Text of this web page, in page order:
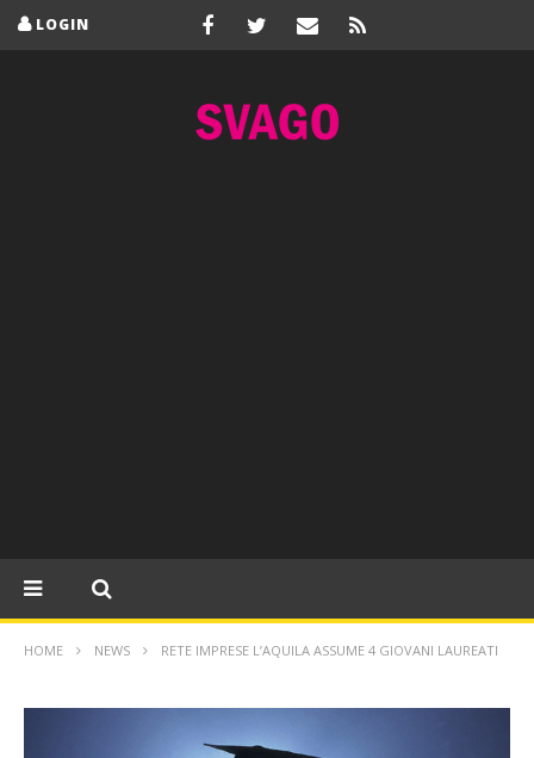
LOGIN
HOME NEWS RETE IMPRESE L’AQUILA ASSUME 4 GIOVANI LAUREATI